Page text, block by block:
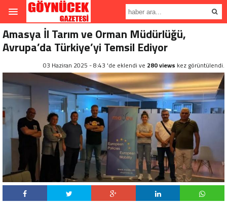
Amasya İl Tarım ve Orman Müdürlüğü,
Avrupa’da Türkiye’yi Temsil Ediyor
03 Haziran 2025 - 8:43 'de eklendi ve 280 views kez görüntülendi.